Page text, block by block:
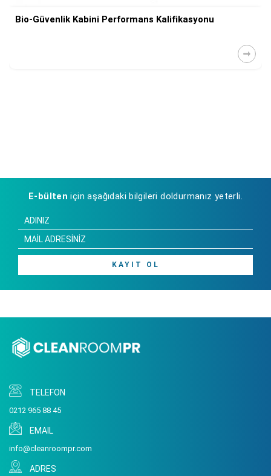
Bio-Güvenlik Kabini Performans Kalifikasyonu
E-bülten için aşağıdaki bilgileri doldurmanız yeterli.
KAYIT OL
TELEFON
0212 965 88 45
EMAIL
info@cleanroompr.com
ADRES